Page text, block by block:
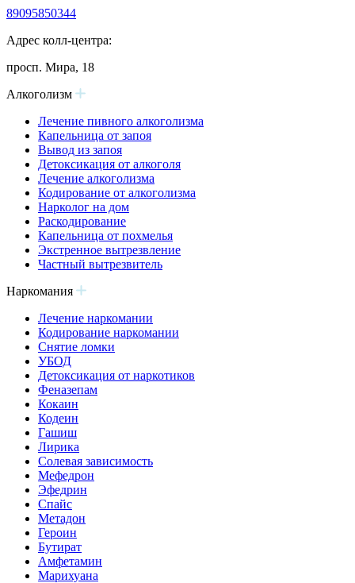
89095850344
Адрес колл-центра:
просп. Мира, 18
Алкоголизм
Лечение пивного алкоголизма
Капельница от запоя
Вывод из запоя
Детоксикация от алкоголя
Лечение алкоголизма
Кодирование от алкоголизма
Нарколог на дом
Раскодирование
Капельница от похмелья
Экстренное вытрезвление
Частный вытрезвитель
Наркомания
Лечение наркомании
Кодирование наркомании
Снятие ломки
УБОД
Детоксикация от наркотиков
Феназепам
Кокаин
Кодеин
Гашиш
Лирика
Солевая зависимость
Мефедрон
Эфедрин
Спайс
Метадон
Героин
Бутират
Амфетамин
Марихуана